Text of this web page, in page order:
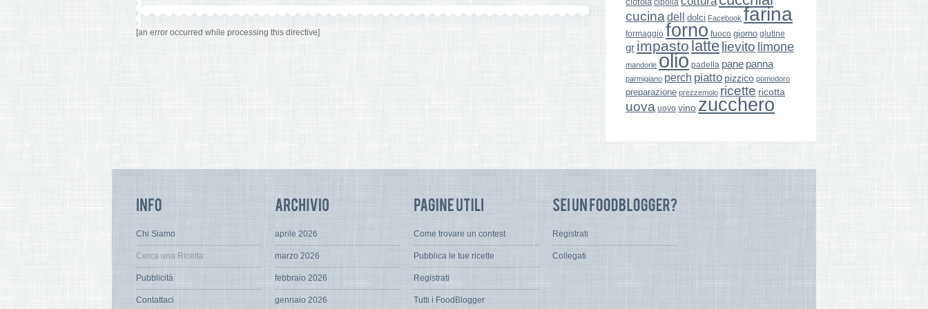
[an error occurred while processing this directive]
ciotola cipolla
cucina dell dolci Facebook farina
formaggio forno fuoco giorno glutine
gr impasto latte lievito limone
mandorle olio padella pane panna
parmigiano perch piatto pizzico pomodoro
preparazione prezzemolo ricette ricotta
uova uovo vino zucchero
Chi Siamo
Cerca una Ricetta
Pubblicità
Contattaci
aprile 2026
marzo 2026
febbraio 2026
gennaio 2026
Come trovare un contest
Pubblica le tue ricette
Registrati
Tutti i FoodBlogger
Registrati
Collegati